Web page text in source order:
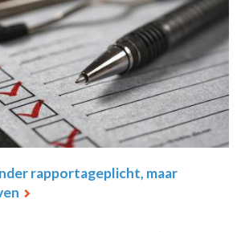
rapportageplicht, maar